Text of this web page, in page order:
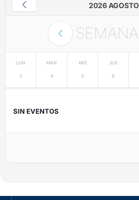
2026 AGOSTO
SEMANA
LUN
3
MAR
4
MIÉ
5
JUE
6
SIN EVENTOS